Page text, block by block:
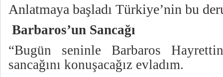
Anlatmaya başladı Türkiye’nin bu
Barbaros’un Sancağı
“Bugün seninle Barbaros
sancağını konuşacağız evladım.